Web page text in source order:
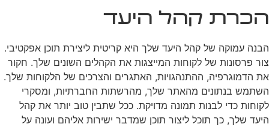
הכרת קהל היעד
הבנה עמוקה של קהל היעד שלך היא קריטית ליצירת תוכן אפקטיבי.
צור פרסונות של לקוחות המייצגות את הקהלים השונים שלך. חקור
את הדמוגרפיה, ההתנהגויות, האתגרים והצרכים של הלקוחות שלך.
השתמש בנתונים מהאתר שלך, מהרשתות החברתיות, ומסקרי
לקוחות כדי לבנות תמונה מדויקת. ככל שתבין טוב יותר את קהל
היעד שלך, כך תוכל ליצור תוכן שמדבר ישירות אליהם ועונה על